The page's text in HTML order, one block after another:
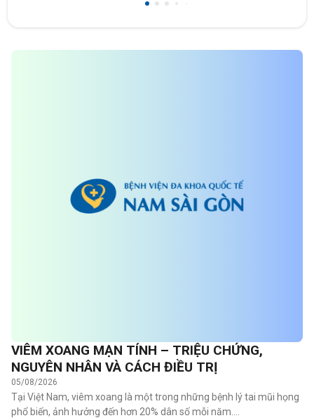
VIÊM XOANG MẠN TÍNH – TRIỆU CHỨNG,
NGUYÊN NHÂN VÀ CÁCH ĐIỀU TRỊ
05/08/2026
Tại Việt Nam, viêm xoang là một trong những bệnh lý tai mũi họng
phổ biến, ảnh hưởng đến hơn 20% dân số mỗi năm.…